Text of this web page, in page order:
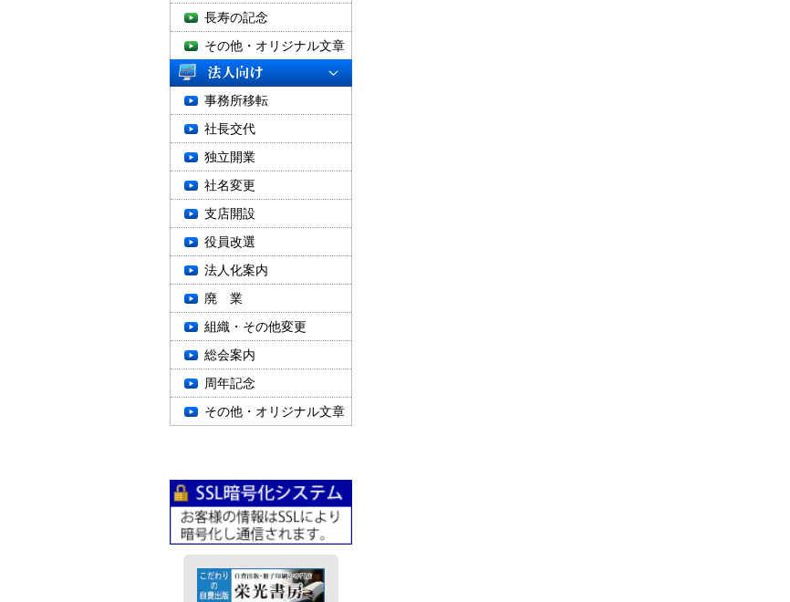
長寿の記念
その他・オリジナル文章
事務所移転
社長交代
独立開業
社名変更
支店開設
役員改選
法人化案内
廃 業
組織・その他変更
総会案内
周年記念
その他・オリジナル文章